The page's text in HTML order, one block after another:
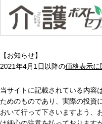
【お知らせ】
2021年4月1日以降の価格表示に
当サイトに記載されている内容
ためのものであり、実際の投資
おいて行って下さいますよう、